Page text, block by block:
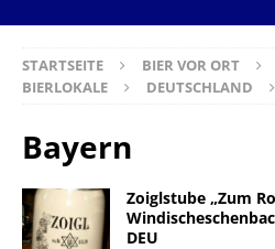
STARTSEITE BIER VOR ORT
BIERLOKALE
DEUTSCHLAND
Bayern
Zoiglstube „Zum
DEU